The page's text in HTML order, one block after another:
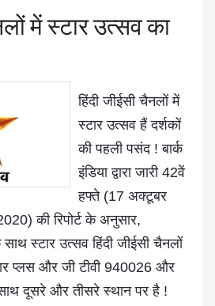
में स्टार उत्सव का
हिंदी जीईसी चैनलों में
स्टार उत्सव हैं दर्शकों
की पहली पसंद ! बार्क
इंडिया द्वारा जारी 42वें
हफ्ते (17 अक्टूबर
की रिपोर्ट के अनुसार,
स्टार उत्सव हिंदी जीईसी चैनलों
प्लस और जी टीवी 940026 और
दूसरे और तीसरे स्थान पर है !